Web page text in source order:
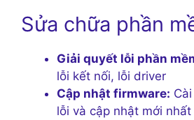
Sửa chữa phần
Giải quyết lỗi phần
lỗi kết nối, lỗi driver
Cập nhật firmware:
lỗi và cập nhật mới nhất